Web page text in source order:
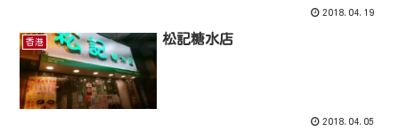
2018.04.19
香港 松記糖水店
2018.04.05